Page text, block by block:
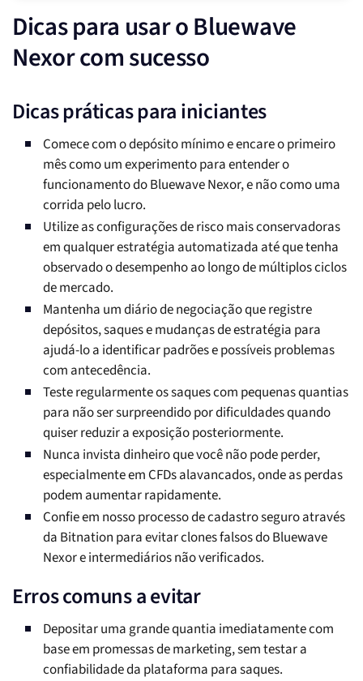
Dicas para usar o Bluewave
Nexor com sucesso
Dicas práticas para iniciantes
Comece com o depósito mínimo e encare o primeiro
mês como um experimento para entender o
funcionamento do Bluewave Nexor, e não como uma
corrida pelo lucro.
Utilize as configurações de risco mais conservadoras
em qualquer estratégia automatizada até que tenha
observado o desempenho ao longo de múltiplos ciclos
de mercado.
Mantenha um diário de negociação que registre
depósitos, saques e mudanças de estratégia para
ajudá-lo a identificar padrões e possíveis problemas
com antecedência.
Teste regularmente os saques com pequenas quantias
para não ser surpreendido por dificuldades quando
quiser reduzir a exposição posteriormente.
Nunca invista dinheiro que você não pode perder,
especialmente em CFDs alavancados, onde as perdas
podem aumentar rapidamente.
Confie em nosso processo de cadastro seguro através
da Bitnation para evitar clones falsos do Bluewave
Nexor e intermediários não verificados.
Erros comuns a evitar
Depositar uma grande quantia imediatamente com
base em promessas de marketing, sem testar a
confiabilidade da plataforma para saques.